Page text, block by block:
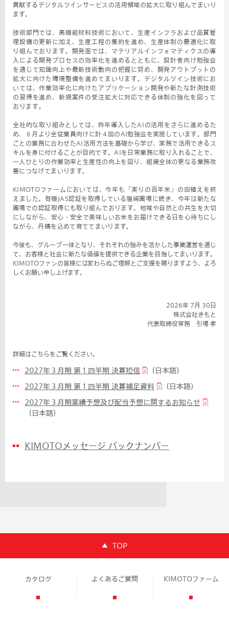
貢献するデジタルツインサービスの活用領域の拡大に取り組んでまいり
ます。
技術部門では、高機能材料技術において、生産インフラおよび品質管
理設備の更新に加え、生産工程の集約を進め、生産体制の最適化に取
り組んでおります。開発面では、マテリアルインフォマティクスの導
入による開発プロセスの効率化を進めるとともに、設計者向け勉強会
を通じて知識向上や最新技術動向の把握に努め、開発アウトプットの
拡大に向けた環境整備を進めてまいります。デジタルツイン技術にお
いては、作業効率化に向けたアプリケーション開発や新たな計測技術
の習得を進め、新規案件の受注拡大に対応できる体制の強化を図って
おります。
全社的な取り組みとしては、昨年導入したAIの活用をさらに進めるた
め、６月より全従業員向けに計４回のAI勉強会を実施しています。部門
ごとの業務に合わせたAI活用方法を基礎から学び、実務で活用できるス
キルを身に付けることが目的です。AIを日常業務に取り入れることで、
一人ひとりの作業効率と生産性の向上を図り、組織全体の更なる業務改
善につなげてまいります。
KIMOTOファームにおいては、今年も「実りの百年米」の田植えを終
えました。有機JAS認証を取得している塩崎圃場に続き、今年は新たな
圃場での認証取得にも取り組んでおります。地域や自然との共生を大切
にしながら、安心・安全で美味しいお米をお届けできる日を心待ちにし
ながら、丹精を込めて育ててまいります。
今後も、グループ一体となり、それぞれの強みを活かした事業運営を通じ
て、お客様と社会に新たな価値を提供できる企業を目指してまいります。
KIMOTOファンの皆様には変わらぬご理解とご支援を賜りますよう、よろ
しくお願い申し上げます。
2026年 7月 30日
株式会社きもと
代表取締役常務 引場 孝
詳細はこちらをご覧ください。
2027年３月期 第１四半期 決算短信
（日本語）
2027年３月期 第１四半期 決算補足資料
（日本語）
2027年３月期業績予想及び配当予想に関するお知らせ
（日本語）
KIMOTOメッセージ バックナンバー
TOP
カタログ よくあるご質問 KIMOTOファーム